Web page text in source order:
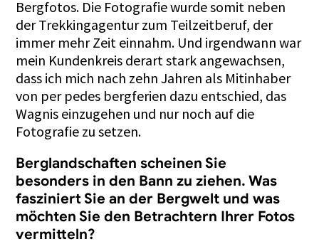
Bergfotos. Die Fotografie wurde somit neben
der Trekkingagentur zum Teilzeitberuf, der
immer mehr Zeit einnahm. Und irgendwann war
mein Kundenkreis derart stark angewachsen,
dass ich mich nach zehn Jahren als Mitinhaber
von per pedes bergferien dazu entschied, das
Wagnis einzugehen und nur noch auf die
Fotografie zu setzen.
Berglandschaften scheinen Sie
besonders in den Bann zu ziehen. Was
fasziniert Sie an der Bergwelt und was
möchten Sie den Betrachtern Ihrer Fotos
vermitteln?